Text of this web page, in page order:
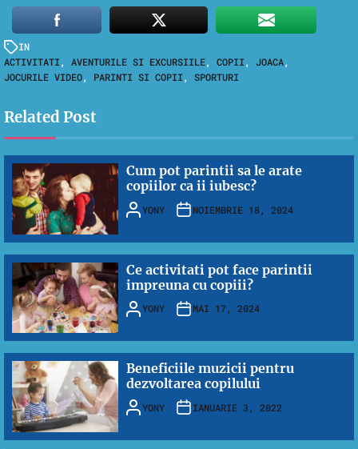
IN
ACTIVITATI, AVENTURILE SI EXCURSIILE, COPII, JOACA,
JOCURILE VIDEO, PARINTI SI COPII, SPORTURI
Related Post
Cum pot parintii sa le arate
copiilor ca ii iubesc?
YONY NOIEMBRIE 18, 2024
Ce activitati pot face parintii
impreuna cu copiii?
YONY MAI 17, 2024
Beneficiile muzicii pentru
dezvoltarea copilului
YONY IANUARIE 3, 2022